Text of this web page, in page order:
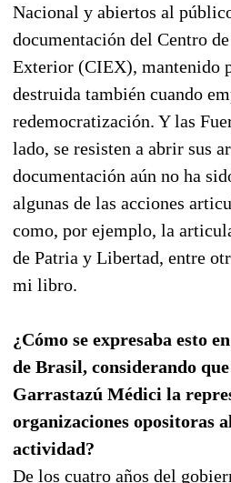
Nacional y abiertos al
documentación del Centro
Exterior (CIEX), mantenido
destruida también cuando
redemocratización. Y las
lado, se resisten a abrir sus
documentación aún no ha
algunas de las acciones
como, por ejemplo, la
de Patria y Libertad, entre
mi libro.
¿Cómo se expresaba esto
de Brasil, considerando
Garrastazú Médici la
organizaciones opositoras
actividad?
De los cuatro años del